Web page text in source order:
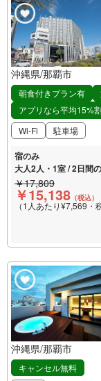
沖縄県/那覇市
朝食付きプラン有
アプリなら平均15%
Wi-Fi
駐車場
宿のみ
大人2人・1室 / 2日間
￥17,809
￥15,138 （税込）
（1人あたり¥7,569・
沖縄県/那覇市
キャンセル無料